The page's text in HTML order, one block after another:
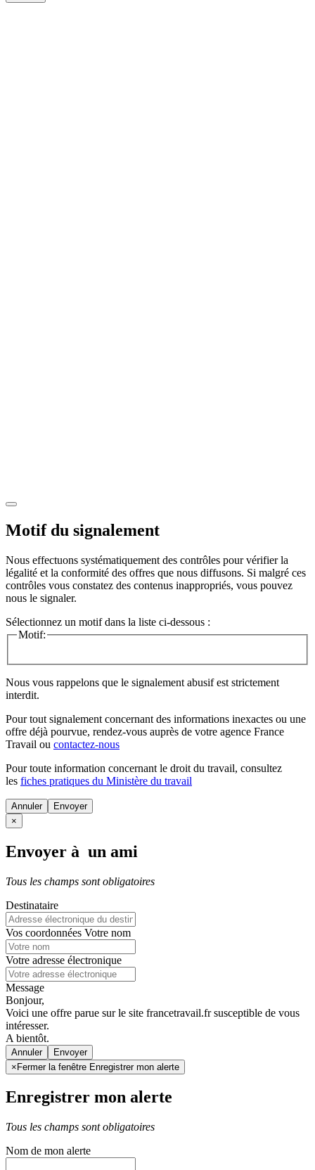
Motif du signalement
Nous effectuons systématiquement des contrôles pour vérifier la
légalité et la conformité des offres que nous diffusons. Si malgré ces
contrôles vous constatez des contenus inappropriés, vous pouvez
nous le signaler.
Sélectionnez un motif dans la liste ci-dessous :
Motif:
Nous vous rappelons que le signalement abusif est strictement
interdit.
Pour tout signalement concernant des informations inexactes ou une
offre déjà pourvue, rendez-vous auprès de votre agence France
Travail ou contactez-nous
Pour toute information concernant le droit du travail, consultez
les fiches pratiques du Ministère du travail
Annuler
×
Envoyer à un ami
Tous les champs sont obligatoires
Destinataire
Vos coordonnées Votre nom
Votre adresse électronique
Message
Bonjour,
Voici une offre parue sur le site francetravail.fr susceptible de vous
intéresser.
A bientôt.
Annuler
×Fermer la fenêtre Enregistrer mon alerte
Enregistrer mon alerte
Tous les champs sont obligatoires
Nom de mon alerte